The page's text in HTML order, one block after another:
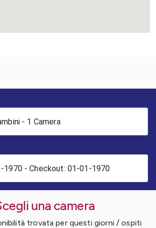
una camera
trovata per questi giorni / ospiti